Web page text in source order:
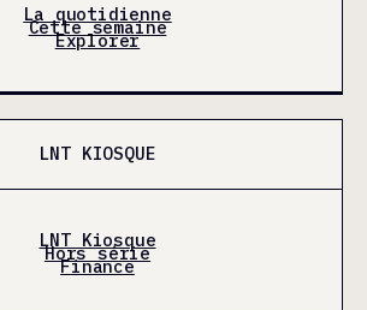
La quotidienne
Cette semaine
Explorer
LNT KIOSQUE
LNT Kiosque
Hors série
Finance